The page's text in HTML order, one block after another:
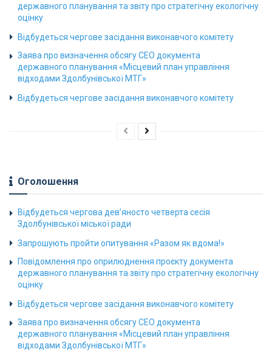
державного планування та звіту про стратегічну екологічну
оцінку
Відбудеться чергове засідання виконавчого комітету
Заява про визначення обсягу СЕО документа
державного планування «Місцевий план управління
відходами Здолбунівської МТГ»
Відбудеться чергове засідання виконавчого комітету
Оголошення
Відбудеться чергова дев’яносто четверта сесія
Здолбунівської міської ради
Запрошують пройти опитування «Разом як вдома!»
Повідомлення про оприлюднення проєкту документа
державного планування та звіту про стратегічну екологічну
оцінку
Відбудеться чергове засідання виконавчого комітету
Заява про визначення обсягу СЕО документа
державного планування «Місцевий план управління
відходами Здолбунівської МТГ»